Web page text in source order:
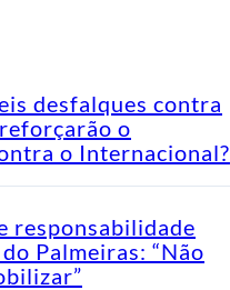
desfalques contra
o
o Internacional?
responsabilidade
Palmeiras: “Não